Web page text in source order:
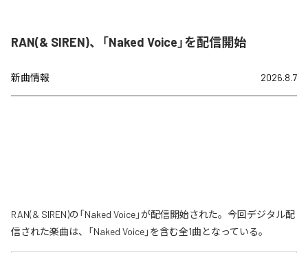
RAN(& SIREN)、「Naked Voice」を配信開始
新曲情報 2026.8.7
RAN(& SIREN)の「Naked Voice」が配信開始された。今回デジタル配
信された楽曲は、「Naked Voice」を含む全1曲となっている。